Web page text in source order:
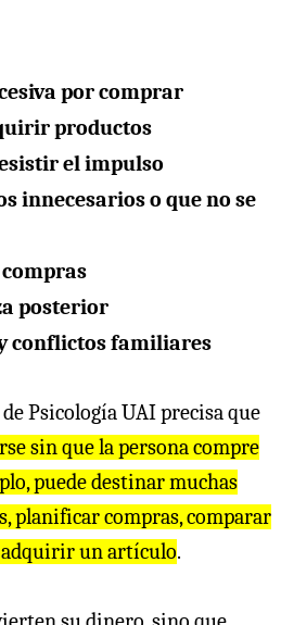
por comprar
productos
el impulso
innecesarios o que no se
posterior
conflictos familiares
de Psicología UAI precisa que
sin que la persona compre
puede destinar muchas
planificar compras, comparar
adquirir un artículo.